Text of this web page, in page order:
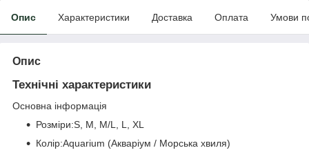
Опис Характеристики Доставка Оплата Умови
Опис
Технічні характеристики
Основна інформація
Розміри:S, M, M/L, L, XL
Колір:Aquarium (Акваріум / Морська хвиля)